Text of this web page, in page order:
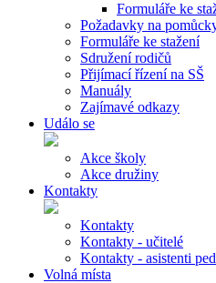
Formuláře ke
Požadavky na
Formuláře ke stažení
Sdružení rodičů
Přijímací řízení na SŠ
Manuály
Zajímavé odkazy
Událo se
Akce školy
Akce družiny
Kontakty
Kontakty
Kontakty - učitelé
Kontakty - asistenti
Volná místa